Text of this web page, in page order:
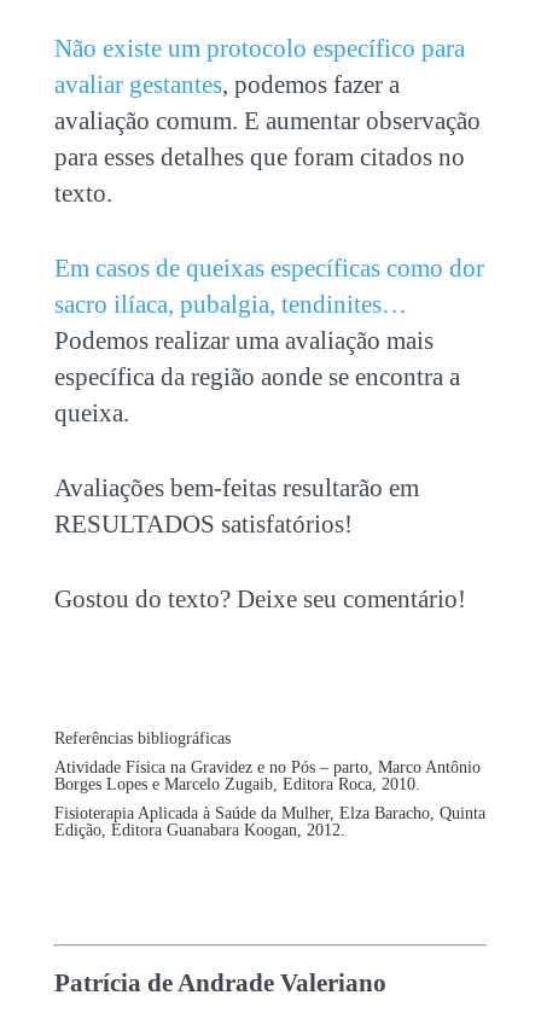
Não existe um protocolo específico para
avaliar gestantes, podemos fazer a
avaliação comum. E aumentar observação
para esses detalhes que foram citados no
texto.
Em casos de queixas específicas como dor
sacro ilíaca, pubalgia, tendinites…
Podemos realizar uma avaliação mais
específica da região aonde se encontra a
queixa.
Avaliações bem-feitas resultarão em
RESULTADOS satisfatórios!
Gostou do texto? Deixe seu comentário!
Referências bibliográficas
Atividade Física na Gravidez e no Pós – parto, Marco Antônio
Borges Lopes e Marcelo Zugaib, Editora Roca, 2010.
Fisioterapia Aplicada à Saúde da Mulher, Elza Baracho, Quinta
Edição, Editora Guanabara Koogan, 2012.
Patrícia de Andrade Valeriano